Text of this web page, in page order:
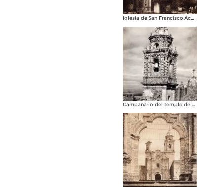
Iglesia de San Francisco Acatepec (circa 1920)
Campanario del templo de San Francisco Acatepec